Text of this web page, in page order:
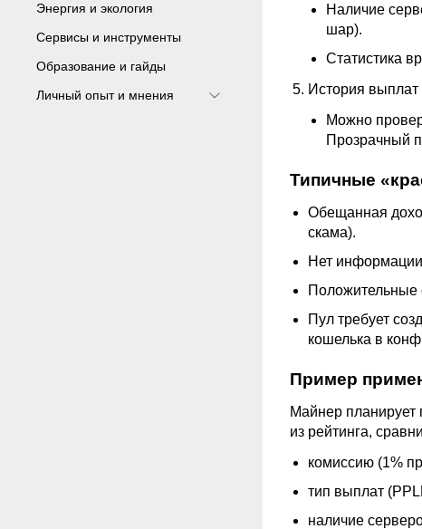
Энергия и экология
Сервисы и инструменты
Образование и гайды
Личный опыт и мнения
Наличие
шар).
Статистика
История выплат
Можно
Прозрачный
Типичные
Обещанная
скама).
Нет
Положительные
Пул требует
кошелька в
Пример
Майнер планирует
из рейтинга,
комиссию (1%
тип выплат
наличие